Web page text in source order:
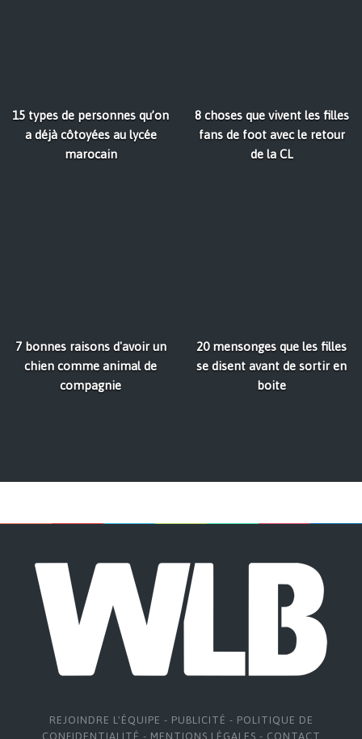
15 types de personnes qu’on
a déjà côtoyées au lycée
marocain
8 choses que vivent les filles
fans de foot avec le retour
de la CL
7 bonnes raisons d'avoir un
chien comme animal de
compagnie
20 mensonges que les filles
se disent avant de sortir en
boite
REJOINDRE L'ÉQUIPE - PUBLICITÉ - POLITIQUE DE
CONFIDENTIALITÉ - MENTIONS LÉGALES - CONTACT